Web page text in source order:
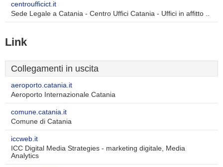
centroufficict.it
Sede Legale a Catania - Centro Uffici Catania - Uffici in affitto ..
Link
Collegamenti in uscita
aeroporto.catania.it
Aeroporto Internazionale Catania
comune.catania.it
Comune di Catania
iccweb.it
ICC Digital Media Strategies - marketing digitale, Media
Analytics